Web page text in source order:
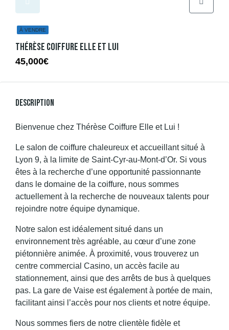
À VENDRE
Thérèse Coiffure Elle Et Lui
45,000€
Description
Bienvenue chez Thérèse Coiffure Elle et Lui !
Le salon de coiffure chaleureux et accueillant situé à
Lyon 9, à la limite de Saint-Cyr-au-Mont-d’Or. Si vous
êtes à la recherche d’une opportunité passionnante
dans le domaine de la coiffure, nous sommes
actuellement à la recherche de nouveaux talents pour
rejoindre notre équipe dynamique.
Notre salon est idéalement situé dans un
environnement très agréable, au cœur d’une zone
piétonnière animée. À proximité, vous trouverez un
centre commercial Casino, un accès facile au
stationnement, ainsi que des arrêts de bus à quelques
pas. La gare de Vaise est également à portée de main,
facilitant ainsi l’accès pour nos clients et notre équipe.
Nous sommes fiers de notre clientèle fidèle et